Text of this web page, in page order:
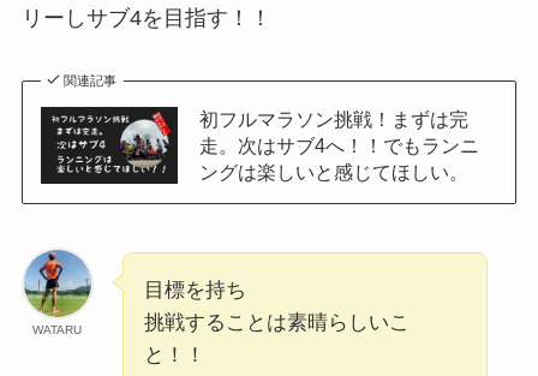
リーしサブ4を目指す！！
関連記事
初フルマラソン挑戦！まずは完
走。次はサブ4へ！！でもランニ
ングは楽しいと感じてほしい。
WATARU
目標を持ち
挑戦することは素晴らしいこ
と！！